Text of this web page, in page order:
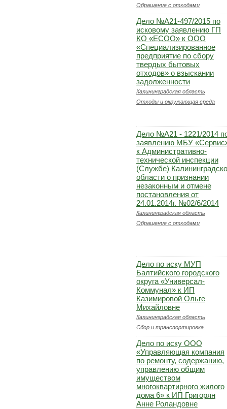
Обращение с отходами
Дело №А21-497/2015 по
исковому заявлению ГП
КО «ЕСОО» к ООО
«Специализированное
предприятие по сбору
твердых бытовых
отходов» о взыскании
задолженности
Калининградская область
Отходы и окружающая среда
Дело №А21 - 1221/2014
заявлению МБУ
к Административно-
технической инспекции
(Службе)
области о признании
незаконным и отмене
постановления от
24.01.2014г. №02/6/2014
Калининградская область
Обращение с отходами
Дело по иску МУП
Балтийского городского
округа «Универсал-
Коммунал» к ИП
Казимировой Ольге
Михайловне
Калининградская область
Сбор и транспортировка
Дело по иску ООО
«Управляющая компания
по ремонту, содержанию,
управлению общим
имуществом
многоквартирного жилого
дома 6» к ИП Григорян
Анне Роландовне